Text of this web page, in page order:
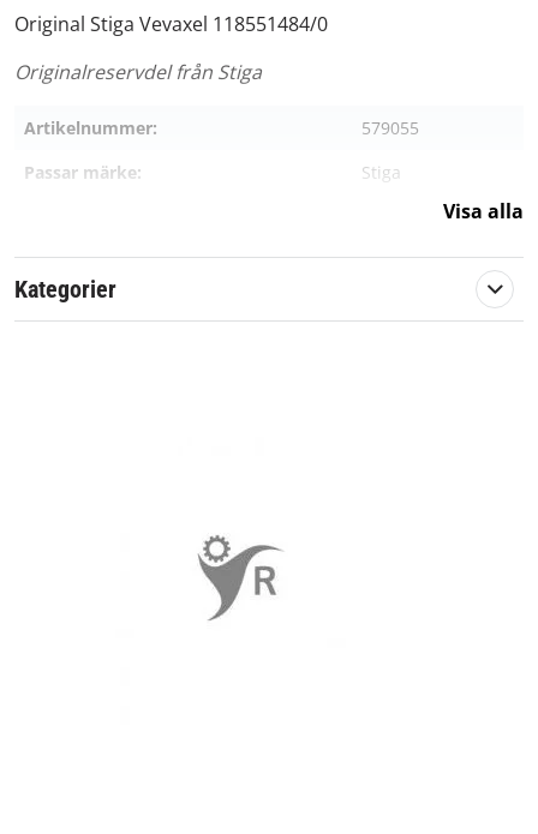
Original Stiga Vevaxel 118551484/0
Originalreservdel från Stiga
Artikelnummer:
579055
Passar märke:
Stiga
Visa alla
Kategorier